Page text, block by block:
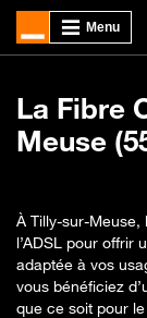
La Fibre
Meuse
À Tilly-sur-
l’ADSL pour offrir
adaptée à vos
vous bénéficiez
que ce soit pour